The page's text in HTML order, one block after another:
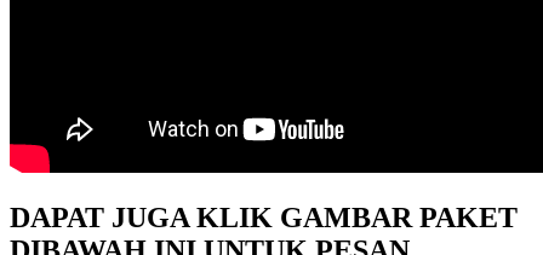
DAPAT JUGA KLIK GAMBAR PAKET